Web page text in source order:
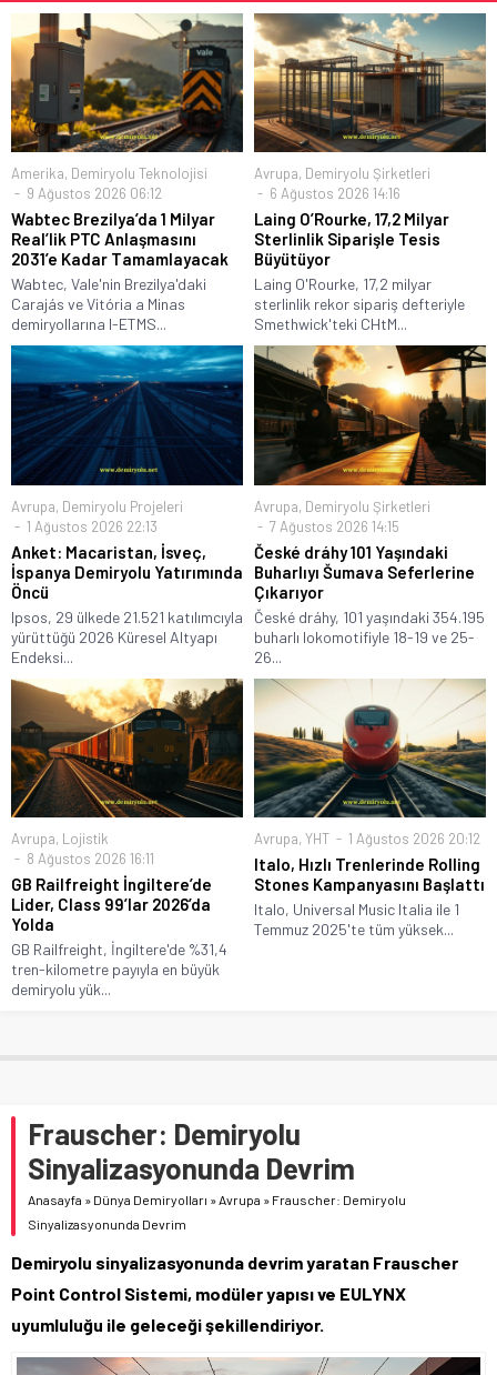
Amerika, Demiryolu Teknolojisi
9 Ağustos 2026 06:12
Wabtec Brezilya’da 1 Milyar
Real’lik PTC Anlaşmasını
2031’e Kadar Tamamlayacak
Wabtec, Vale'nin Brezilya'daki
Carajás ve Vitória a Minas
demiryollarına I-ETMS...
Avrupa, Demiryolu Şirketleri
6 Ağustos 2026 14:16
Laing O’Rourke, 17,2 Milyar
Sterlinlik Siparişle Tesis
Büyütüyor
Laing O'Rourke, 17,2 milyar
sterlinlik rekor sipariş defteriyle
Smethwick'teki CHtM...
Avrupa, Demiryolu Projeleri
1 Ağustos 2026 22:13
Anket: Macaristan, İsveç,
İspanya Demiryolu Yatırımında
Öncü
Ipsos, 29 ülkede 21.521 katılımcıyla
yürüttüğü 2026 Küresel Altyapı
Endeksi...
Avrupa, Demiryolu Şirketleri
7 Ağustos 2026 14:15
České dráhy 101 Yaşındaki
Buharlıyı Šumava Seferlerine
Çıkarıyor
České dráhy, 101 yaşındaki 354.195
buharlı lokomotifiyle 18-19 ve 25-
26...
Avrupa, Lojistik
8 Ağustos 2026 16:11
GB Railfreight İngiltere’de
Lider, Class 99’lar 2026’da
Yolda
GB Railfreight, İngiltere'de %31,4
tren-kilometre payıyla en büyük
demiryolu yük...
Avrupa, YHT 1 Ağustos 2026 20:12
Italo, Hızlı Trenlerinde Rolling
Stones Kampanyasını Başlattı
Italo, Universal Music Italia ile 1
Temmuz 2025'te tüm yüksek...
Frauscher: Demiryolu
Sinyalizasyonunda Devrim
Anasayfa » Dünya Demiryolları »Avrupa » Frauscher: Demiryolu
Sinyalizasyonunda Devrim
Demiryolu sinyalizasyonunda devrim yaratan Frauscher
Point Control Sistemi, modüler yapısı ve EULYNX
uyumluluğu ile geleceği şekillendiriyor.